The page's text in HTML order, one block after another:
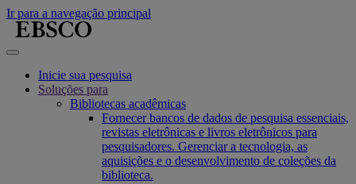
Ir para a navegação principal
Inicie sua pesquisa
Soluções para
Bibliotecas acadêmicas
Fornecer bancos de dados de pesquisa essenciais,
revistas eletrônicas e livros eletrônicos para
pesquisadores. Gerenciar a tecnologia, as
aquisições e o desenvolvimento de coleções da
biblioteca.